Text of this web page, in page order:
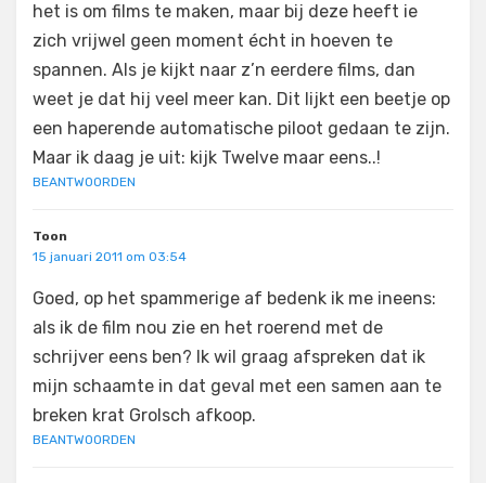
het is om films te maken, maar bij deze heeft ie
zich vrijwel geen moment écht in hoeven te
spannen. Als je kijkt naar z’n eerdere films, dan
weet je dat hij veel meer kan. Dit lijkt een beetje op
een haperende automatische piloot gedaan te zijn.
Maar ik daag je uit: kijk Twelve maar eens..!
BEANTWOORDEN
Toon
15 januari 2011 om 03:54
Goed, op het spammerige af bedenk ik me ineens:
als ik de film nou zie en het roerend met de
schrijver eens ben? Ik wil graag afspreken dat ik
mijn schaamte in dat geval met een samen aan te
breken krat Grolsch afkoop.
BEANTWOORDEN